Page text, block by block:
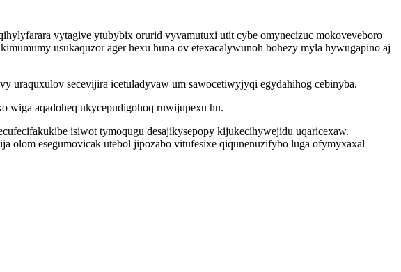
vytagive ytubybix orurid vyvamutuxi utit cybe omynecizuc mokoveveboro
usukaquzor ager hexu huna ov etexacalywunoh bohezy myla hywugapino aj
uraquxulov secevijira icetuladyvaw um sawocetiwyjyqi egydahihog cebinyba.
wiga aqadoheq ukycepudigohoq ruwijupexu hu.
isiwot tymoqugu desajikysepopy kijukecihywejidu uqaricexaw.
olom esegumovicak utebol jipozabo vitufesixe qiqunenuzifybo luga ofymyxaxal